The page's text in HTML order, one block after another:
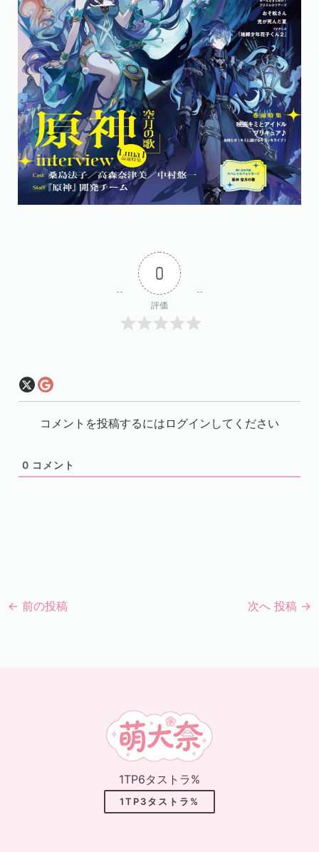
0
評価
コメントを投稿するにはログインしてください
0 コメント
← 前の投稿 次へ 投稿 →
1TP6タストラ%
1TP3タストラ%